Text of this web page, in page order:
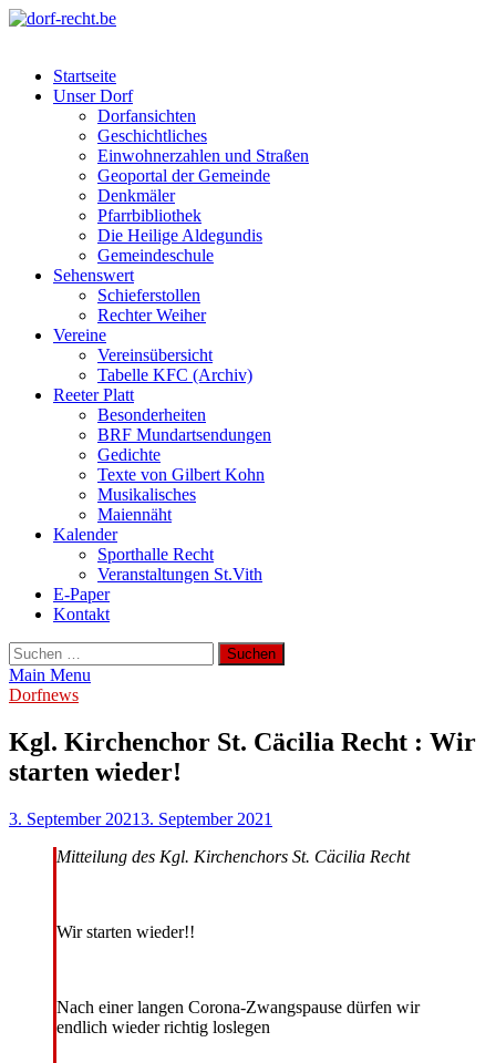
Skip
Startseite
Unser Dorf
Dorfansichten
Geschichtliches
Einwohnerzahlen und Straßen
Geoportal der Gemeinde
Denkmäler
Pfarrbibliothek
Die Heilige Aldegundis
Gemeindeschule
Sehenswert
Schieferstollen
Rechter Weiher
Vereine
Vereinsübersicht
Tabelle KFC (Archiv)
Reeter Platt
Besonderheiten
BRF Mundartsendungen
Gedichte
Texte von Gilbert Kohn
Musikalisches
Maiennäht
Kalender
Sporthalle Recht
Veranstaltungen St.Vith
E-Paper
Kontakt
Suchen
nach:
Main Menu
Dorfnews
Kgl. Kirchenchor St. Cäcilia Recht : Wir
starten wieder!
3. September 20213. September 2021
Mitteilung des Kgl. Kirchenchors St. Cäcilia Recht
Wir starten wieder!!
Nach einer langen Corona-Zwangspause dürfen wir
endlich wieder richtig loslegen